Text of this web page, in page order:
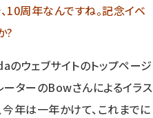
周年なんですね。記念イベ
?
のウェブサイトのトップページ
ーターのBowさんによるイラス
今年は一年かけて、これまでに